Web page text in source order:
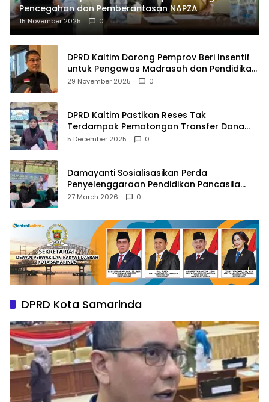
Pencegahan dan Pemberantasan NAPZA
15 November 2025 0
DPRD Kaltim Dorong Pemprov Beri Insentif
untuk Pengawas Madrasah dan Pendidikan
Agama
29 November 2025 0
DPRD Kaltim Pastikan Reses Tak
Terdampak Pemotongan Transfer Dana
Pusat
5 December 2025 0
Damayanti Sosialisasikan Perda
Penyelenggaraan Pendidikan Pancasila
dan Wawasan Kebangsaan
27 March 2026 0
DPRD Kota Samarinda